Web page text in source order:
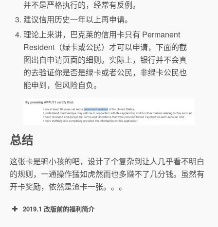
并不是严格执行的，经常有反例。
建议信用历史一年以上再申请。
理论上来讲，巴克莱的信用卡只有 Permanent
Resident（绿卡或公民）才可以申请，下面的截
图出自申请页面的细则。实际上，银行并不会真
的去验证你是否是绿卡或者公民，非绿卡公民也
能申到，但风险自负。
总结
这张卡是骗小孩的吧，设计了个复杂到让人几乎看不明白
的规则，一通操作猛如虎然而也多赚不了几分钱。虽然有
开卡奖励，依然是渣卡一张。。。
2019.1 改版前的福利简介